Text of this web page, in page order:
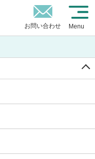
お問い合わせ Menu